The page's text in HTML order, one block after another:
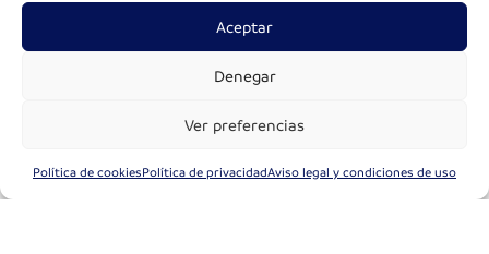
Aceptar
Denegar
Ver preferencias
Política de cookiesPolítica de privacidadAviso legal y condiciones de uso